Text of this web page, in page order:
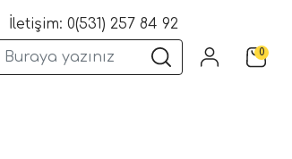
Wifi Kameralar Yangın Sistemleri
İletişim: 0(531) 257 84 92
0